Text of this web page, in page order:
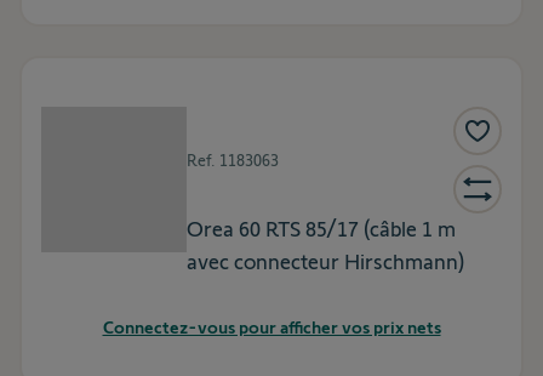
Ref. 1183063
Orea 60 RTS 85/17 (câble 1 m
avec connecteur Hirschmann)
Connectez-vous pour afficher vos prix nets